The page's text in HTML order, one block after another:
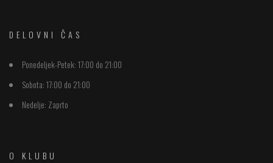
DELOVNI ČAS
Ponedeljek-Petek:17:00 do 21:00
Sobota:17:00 do 21:00
Nedelje: Zaprto
O KLUBU